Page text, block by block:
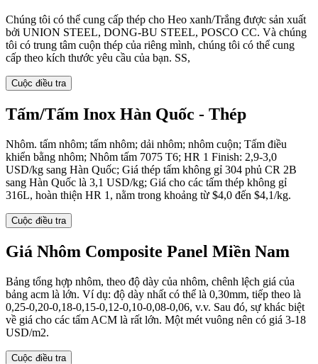
Chúng tôi có thể cung cấp thép cho Heo xanh/Trắng được sản xuất
bởi UNION STEEL, DONG-BU STEEL, POSCO CC. Và chúng
tôi có trung tâm cuộn thép của riêng mình, chúng tôi có thể cung
cấp theo kích thước yêu cầu của bạn. SS,
Cuộc điều tra
Tấm/Tấm Inox Hàn Quốc - Thép
Nhôm. tấm nhôm; tấm nhôm; dải nhôm; nhôm cuộn; Tấm điều
khiển bằng nhôm; Nhôm tấm 7075 T6; HR 1 Finish: 2,9-3,0
USD/kg sang Hàn Quốc; Giá thép tấm không gỉ 304 phủ CR 2B
sang Hàn Quốc là 3,1 USD/kg; Giá cho các tấm thép không gỉ
316L, hoàn thiện HR 1, nằm trong khoảng từ $4,0 đến $4,1/kg.
Cuộc điều tra
Giá Nhôm Composite Panel Miền Nam
Bảng tổng hợp nhôm, theo độ dày của nhôm, chênh lệch giá của
bảng acm là lớn. Ví dụ: độ dày nhất có thể là 0,30mm, tiếp theo là
0,25-0,20-0,18-0,15-0,12-0,10-0,08-0,06, v.v. Sau đó, sự khác biệt
về giá cho các tấm ACM là rất lớn. Một mét vuông nên có giá 3-18
USD/m2.
Cuộc điều tra